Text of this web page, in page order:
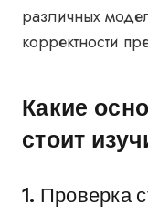
различных
корректности
Какие
стоит
1. Проверка